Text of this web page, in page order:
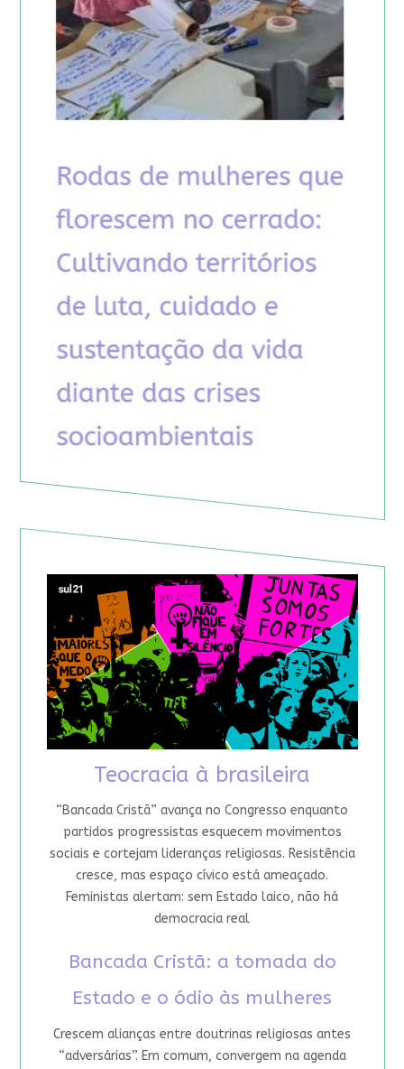
Teocracia à brasileira
“Bancada Cristã” avança no Congresso enquanto
partidos progressistas esquecem movimentos
sociais e cortejam lideranças religiosas. Resistência
cresce, mas espaço cívico está ameaçado.
Feministas alertam: sem Estado laico, não há
democracia real
Bancada Cristã: a tomada do
Estado e o ódio às mulheres
Crescem alianças entre doutrinas religiosas antes
“adversárias”. Em comum, convergem na agenda